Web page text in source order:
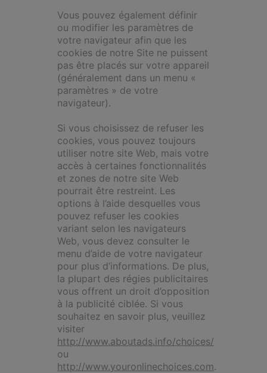
Vous pouvez également définir
ou modifier les paramètres de
votre navigateur afin que les
cookies de notre Site ne puissent
pas être placés sur votre appareil
(généralement dans un menu «
paramètres » de votre
navigateur).
Si vous choisissez de refuser les
cookies, vous pouvez toujours
utiliser notre site Web, mais votre
accès à certaines fonctionnalités
et zones de notre site Web
pourrait être restreint. Les
options à l’aide desquelles vous
pouvez refuser les cookies
variant selon les navigateurs
Web, vous devez consulter le
menu d’aide de votre navigateur
pour plus d’informations. De plus,
la plupart des régies publicitaires
vous offrent un droit d’opposition
à la publicité ciblée. Si vous
souhaitez en savoir plus, veuillez
visiter
http://www.aboutads.info/choices/
ou
http://www.youronlinechoices.com.